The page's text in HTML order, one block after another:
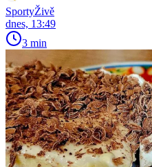
SportyŽivě
dnes, 13:49
3 min